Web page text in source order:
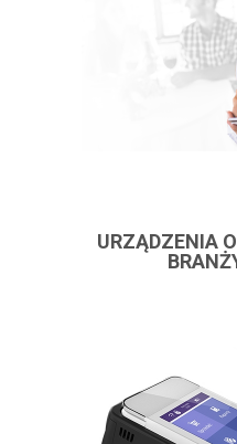
URZĄDZENIA